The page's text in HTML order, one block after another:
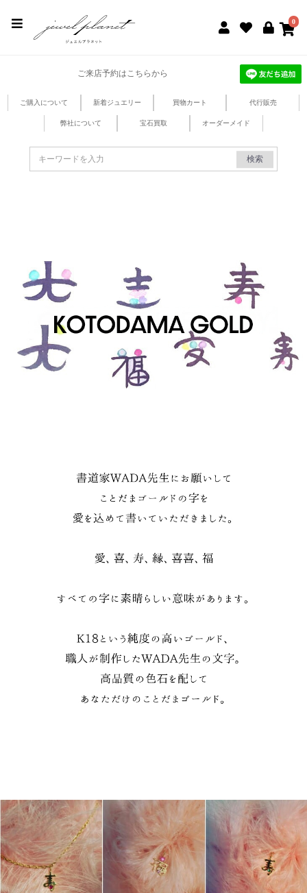
0
ご来店予約はこちらから
ご購入について 新着ジュエリー 買物カート 代行販売
弊社について 宝石買取 オーダーメイド
検索